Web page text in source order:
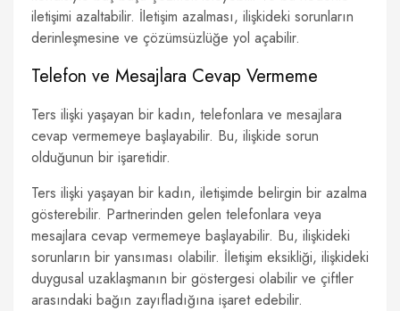
iletişimi azaltabilir. İletişim azalması, ilişkideki sorunların
derinleşmesine ve çözümsüzlüğe yol açabilir.
Telefon ve Mesajlara Cevap Vermeme
Ters ilişki yaşayan bir kadın, telefonlara ve mesajlara
cevap vermemeye başlayabilir. Bu, ilişkide sorun
olduğunun bir işaretidir.
Ters ilişki yaşayan bir kadın, iletişimde belirgin bir azalma
gösterebilir. Partnerinden gelen telefonlara veya
mesajlara cevap vermemeye başlayabilir. Bu, ilişkideki
sorunların bir yansıması olabilir. İletişim eksikliği, ilişkideki
duygusal uzaklaşmanın bir göstergesi olabilir ve çiftler
arasındaki bağın zayıfladığına işaret edebilir.